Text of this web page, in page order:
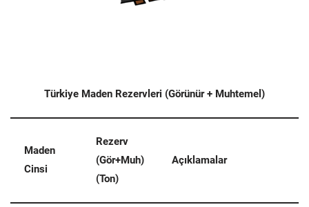
Türkiye Maden Rezervleri (Görünür + Muhtemel)
Maden
Cinsi
Rezerv
(Gör+Muh)
(Ton)
Açıklamalar